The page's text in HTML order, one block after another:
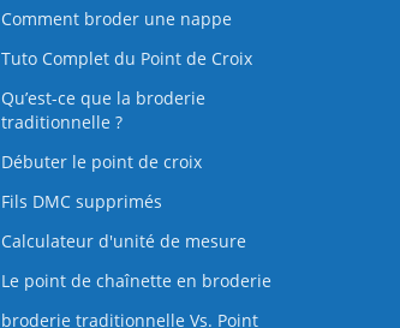
Comment broder une nappe
Tuto Complet du Point de Croix
Qu’est-ce que la broderie
traditionnelle ?
Débuter le point de croix
Fils DMC supprimés
Calculateur d'unité de mesure
Le point de chaînette en broderie
broderie traditionnelle Vs. Point